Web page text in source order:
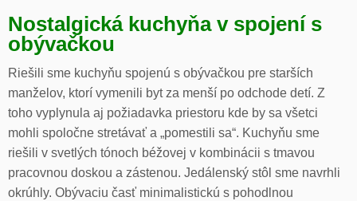
Nostalgická kuchyňa v spojení s
obývačkou
Riešili sme kuchyňu spojenú s obývačkou pre starších
manželov, ktorí vymenili byt za menší po odchode detí. Z
toho vyplynula aj požiadavka priestoru kde by sa všetci
mohli spoločne stretávať a „pomestili sa“. Kuchyňu sme
riešili v svetlých tónoch béžovej v kombinácii s tmavou
pracovnou doskou a zástenou. Jedálenský stôl sme navrhli
okrúhly. Obývaciu časť minimalistickú s pohodlnou